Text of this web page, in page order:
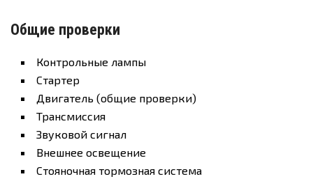
Общие проверки
Контрольные лампы
Стартер
Двигатель (общие проверки)
Трансмиссия
Звуковой сигнал
Внешнее освещение
Стояночная тормозная система